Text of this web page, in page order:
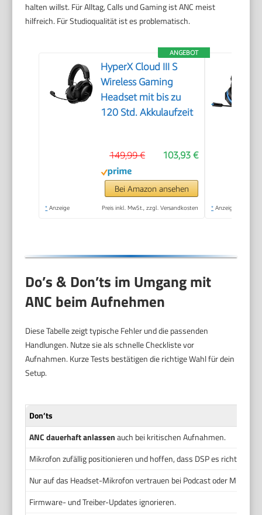
halten willst. Für Alltag, Calls und Gaming ist ANC meist
hilfreich. Für Studioqualität ist es problematisch.
ANGEBOT
HyperX Cloud III S
Wireless Gaming
Headset mit bis zu
120 Std. Akkulaufzeit
103,93 €
149,99 €
Bei Amazon ansehen
* Anzeige Preis inkl. MwSt., zzgl. Versandkosten * Anzeige
Do’s & Don’ts im Umgang mit
ANC beim Aufnehmen
Diese Tabelle zeigt typische Fehler und die passenden
Handlungen. Nutze sie als schnelle Checkliste vor
Aufnahmen. Kurze Tests bestätigen die richtige Wahl für dein
Setup.
Don’ts
ANC dauerhaft anlassenauch bei kritischen Aufnahmen.
Mikrofon zufällig positionieren und hoffen, dass DSP es richtet.
Nur auf das Headset-Mikrofon vertrauen bei Podcast oder Musik.
Firmware- und Treiber-Updates ignorieren.